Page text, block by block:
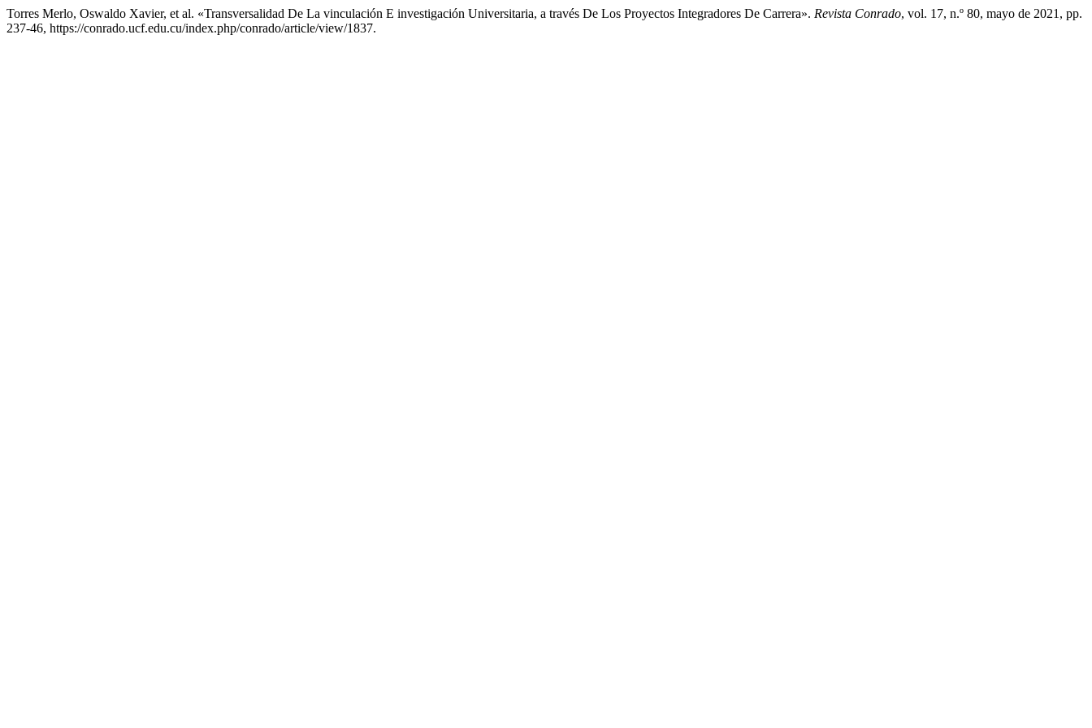
Torres Merlo, Oswaldo Xavier, et al. «Transversalidad De La vinculación E investigación Universitaria, a través De Los Proyectos Integradores De Carrera». Revista Conrado, vol. 17, n.º 80, mayo de 2021, pp.
237-46, https://conrado.ucf.edu.cu/index.php/conrado/article/view/1837.